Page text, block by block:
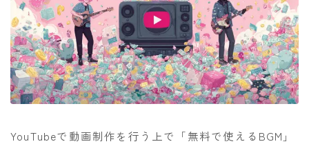
YouTubeで動画制作を行う上で「無料で使えるBGM」